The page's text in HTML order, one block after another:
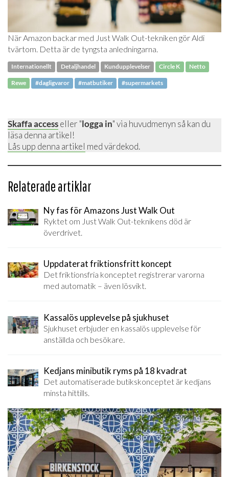
När Amazon backar med Just Walk Out-tekniken gör Aldi
tvärtom. Detta är de tyngsta anledningarna.
Internationellt Detaljhandel Kundupplevelser Circle K Netto
Rewe #dagligvaror #matbutiker #supermarkets
Skaffa accesseller "logga in" via huvudmenyn så kan du
läsa denna artikel!
Lås upp denna artikel med värdekod.
Relaterade artiklar
Ny fas för Amazons Just Walk Out
Ryktet om Just Walk Out-teknikens död är
överdrivet.
Uppdaterat friktionsfritt koncept
Det friktionsfria konceptet registrerar varorna
med automatik – även lösvikt.
Kassalös upplevelse på sjukhuset
Sjukhuset erbjuder en kassalös upplevelse för
anställda och besökare.
Kedjans minibutik ryms på 18 kvadrat
Det automatiserade butikskonceptet är kedjans
minsta hittills.